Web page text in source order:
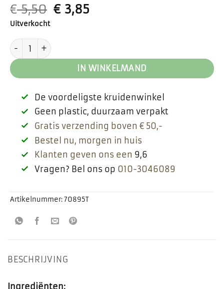
€5,50 Oorspronkelijke
prijs
€3,85
Uitverkocht
Walnoten gepeld aantal
IN WINKELMAND
De voordeligste kruidenwinkel
Geen plastic, duurzaam verpakt
Gratis verzending boven € 50,-
Bestel nu, morgen in huis
Klanten geven ons een 9,6
Vragen? Bel ons op 010-3046089
Artikelnummer:70895T
BESCHRIJVING
Ingrediënten: